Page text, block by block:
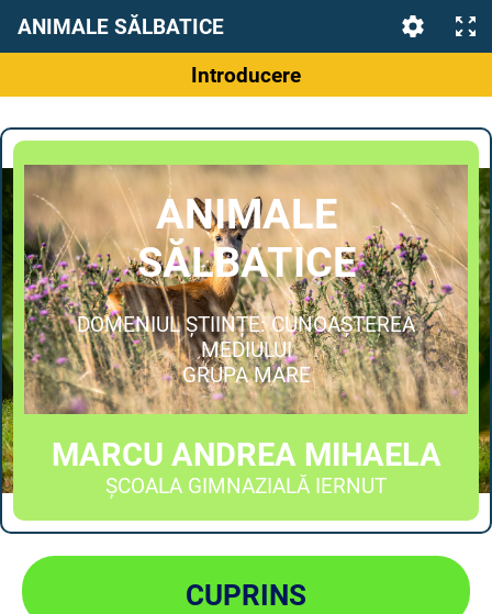
ANIMALE SĂLBATICE
Introducere
ANIMALE
SĂLBATICE
DOMENIUL ȘTIINȚE: CUNOAȘTEREA
MEDIULUI
GRUPA MARE
MARCU ANDREA MIHAELA
ȘCOALA GIMNAZIALĂ IERNUT
CUPRINS